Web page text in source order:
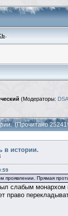
.
(Модераторы: DSA
(Прочитано
в истории.
проявлении. Прямая
слабым монархом
право